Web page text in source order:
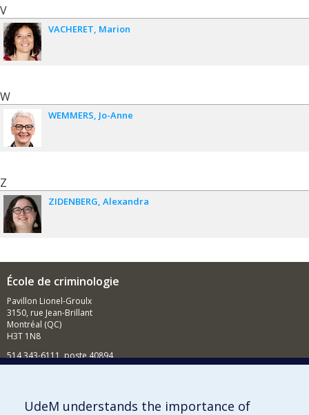
V
VACHERET Marion
W
WEMMERS Jo-Anne
Z
ZIDENBERG Alexandra
École de criminologie
Pavillon Lionel-Groulx
3150, rue Jean-Brillant
Montréal (QC)
H3T 1N8
514 343-6111, poste 40894
Comment soutenir l'École?
UdeM understands the importance of